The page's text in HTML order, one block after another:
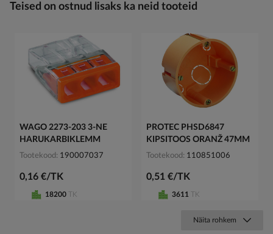
Teised on ostnud lisaks ka neid tooteid
WAGO 2273-203 3-NE
HARUKARBIKLEMM
Tootekood 190007037
0,16 €/TK
18200 TK
PROTEC PHSD6847
KIPSITOOS ORANŽ 47MM
Tootekood 110851006
0,51 €/TK
3611 TK
Näita rohkem